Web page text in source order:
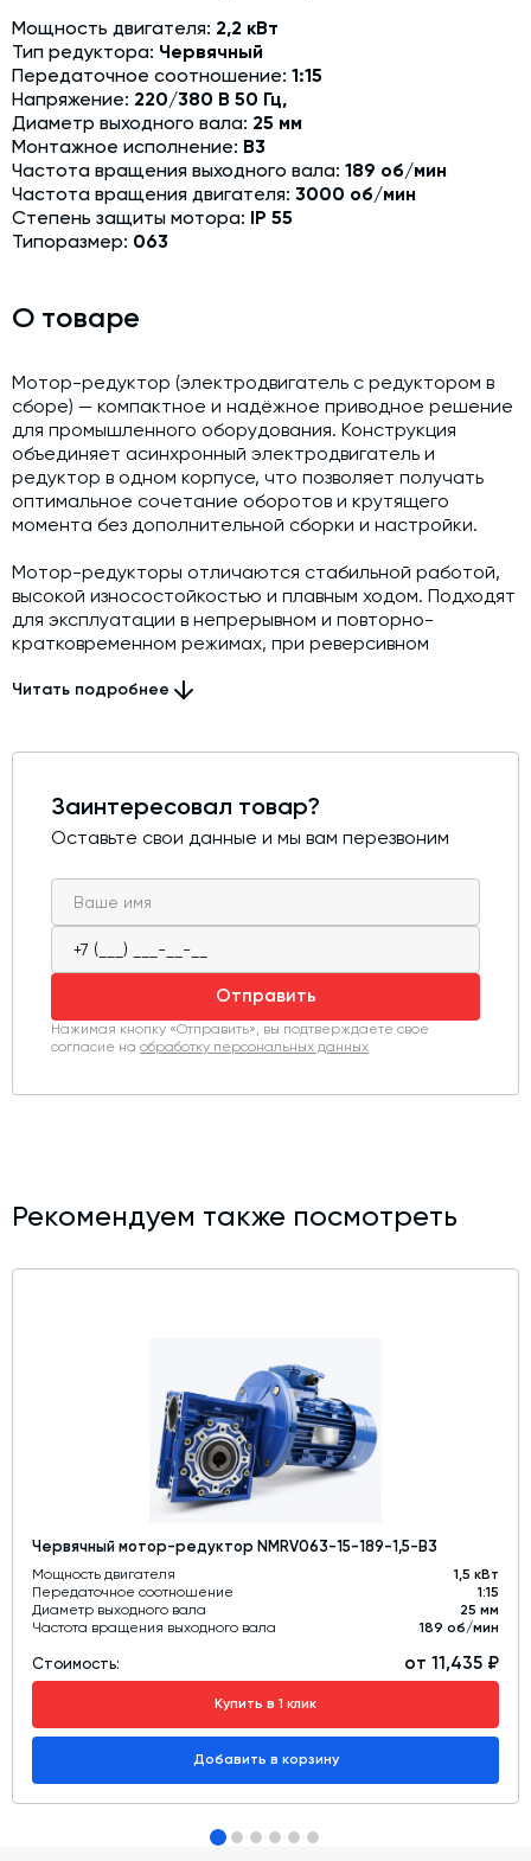
Подбор и поставка комплектующих под любой завод
Экспертиза промышленной безопасности
Технический аудит бетонных заводов и производств
Проектирование технологических линий,промышленных
зданий и сооружений
Мощность двигателя: 2,2 кВт
Тип редуктора: Червячный
Передаточное соотношение: 1:15
Напряжение: 220/380 В 50 Гц,
Диаметр выходного вала: 25 мм
Монтажное исполнение: В3
Частота вращения выходного вала: 189 об/мин
Частота вращения двигателя: 3000 об/мин
Степень защиты мотора: IP 55
Типоразмер: 063
О товаре
Мотор-редуктор (электродвигатель с редуктором в
сборе) — компактное и надёжное приводное решение
для промышленного оборудования. Конструкция
объединяет асинхронный электродвигатель и
редуктор в одном корпусе, что позволяет получать
оптимальное сочетание оборотов и крутящего
момента без дополнительной сборки и настройки.
Мотор-редукторы отличаются стабильной работой,
высокой износостойкостью и плавным ходом. Подходят
для эксплуатации в непрерывном и повторно-
кратковременном режимах, при реверсивном
Используются в конвейерах, транспортёрах,
габаритов, что упрощает установку даже в
ограниченном пространстве. Корпус редуктора
защитой, а элементы передачи рассчитаны на
длительную работу под нагрузкой.
Мотор-редукторы выпускаются в широком диапазоне
мощностей, передаточных отношений и монтажных
исполнений, что позволяет подобрать оптимальное
решение под конкретные задачи.
Читать подробнее
Заинтересовал товар?
Оставьте свои данные и мы вам перезвоним
Отправить
Нажимая кнопку «Отправить», вы подтверждаете свое
согласие на обработку персональных данных
Рекомендуем также посмотреть
Червячный мотор-редуктор NMRV063-15-189-1,5-B3
Мощность двигателя
1,5 кВт
Передаточное соотношение
1:15
Диаметр выходного вала
25 мм
Частота вращения выходного вала
189 об/мин
Стоимость: от 11,435 ₽
Купить в 1 клик
Добавить в корзину